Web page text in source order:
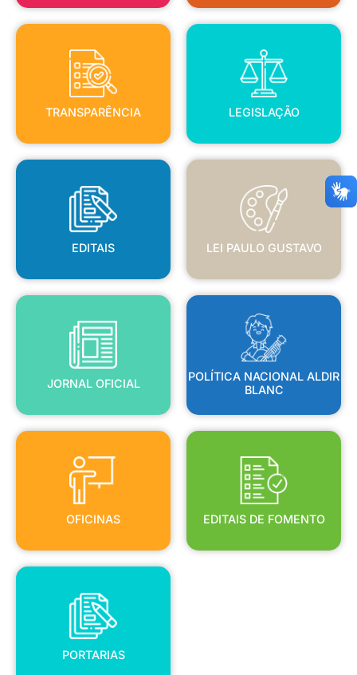
TRANSPARÊNCIA
TRANSPARÊNCIA
LEGISLAÇÃO
LEGISLAÇÃO
EDITAIS
EDITAIS
LEI PAULO GUSTAVO
LEI PAULO GUSTAVO
JORNAL OFICIAL
JORNAL OFICIAL
POLÍTICA NACIONAL ALDIR
BLANC
POLÍTICA NACIONAL ALDIR
BLANC
OFICINAS
OFICINAS
EDITAIS DE FOMENTO
EDITAIS DE FOMENTO
PORTARIAS
PORTARIAS